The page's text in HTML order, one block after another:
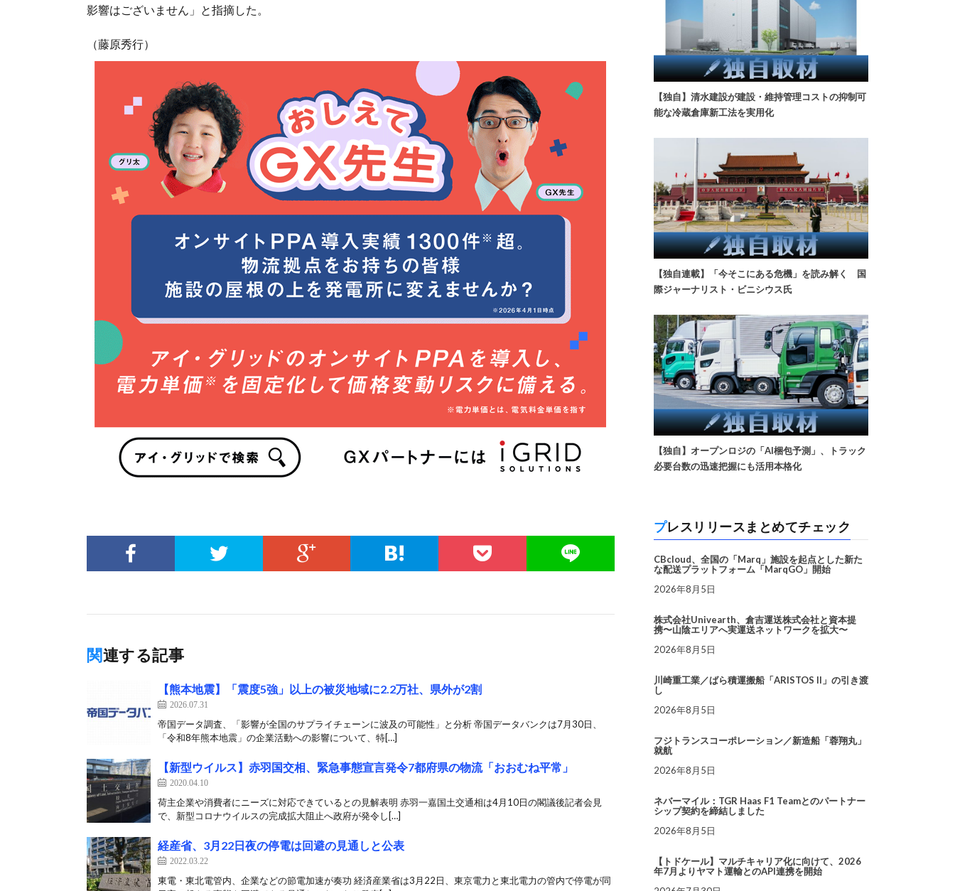
影響はございません」と指摘した。
（藤原秀行）
関連する記事
【熊本地震】「震度5強」以上の被災地域に2.2万社、県外が2割
2026.07.31
帝国データ調査、「影響が全国のサプライチェーンに波及の可能性」と分析 帝国データバンクは7月30日、
「令和8年熊本地震」の企業活動への影響について、特[…]
【新型ウイルス】赤羽国交相、緊急事態宣言発令7都府県の物流「おおむね平常」
2020.04.10
荷主企業や消費者にニーズに対応できているとの見解表明 赤羽一嘉国土交通相は4月10日の閣議後記者会見
で、新型コロナウイルスの完成拡大阻止へ政府が発令し[…]
経産省、3月22日夜の停電は回避の見通しと公表
2022.03.22
東電・東北電管内、企業などの節電加速が奏功 経済産業省は3月22日、東京電力と東北電力の管内で停電が同
【独自】清水建設が建設・維持管理コストの抑制可
能な冷蔵倉庫新工法を実用化
【独自連載】「今そこにある危機」を読み解く 国
際ジャーナリスト・ビニシウス氏
【独自】オープンロジの「AI梱包予測」、トラック
必要台数の迅速把握にも活用本格化
プレスリリースまとめてチェック
CBcloud、全国の「Marq」施設を起点とした新た
な配送プラットフォーム「MarqGO」開始
2026年8月5日
株式会社Univearth、倉吉運送株式会社と資本提
携〜山陰エリアへ実運送ネットワークを拡大〜
2026年8月5日
川崎重工業／ばら積運搬船「ARISTOS II」の引き渡
し
2026年8月5日
フジトランスコーポレーション／新造船「蓉翔丸」
就航
2026年8月5日
ネバーマイル：TGR Haas F1 Teamとのパートナー
シップ契約を締結しました
2026年8月5日
【トドケール】マルチキャリア化に向けて、2026
年7月よりヤマト運輸とのAPI連携を開始